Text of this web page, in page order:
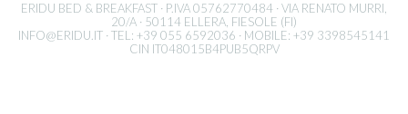
ERIDU BED & BREAKFAST · P.IVA 05762770484 · VIA RENATO MURRI,
20/A · 50114 ELLERA, FIESOLE (FI)
INFO@ERIDU.IT · TEL: +39 055 6592036 · MOBILE: +39 3398545141
CIN IT048015B4PUB5QRPV